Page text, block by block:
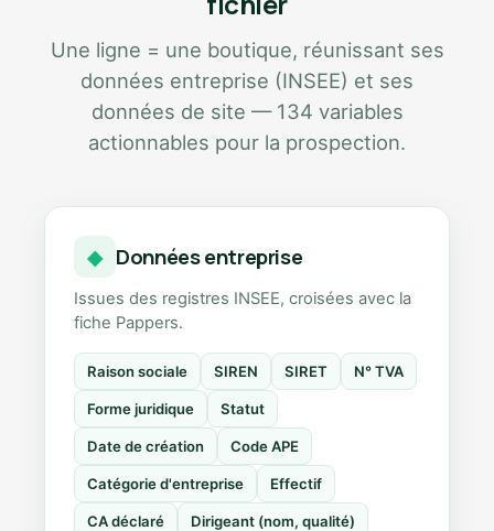
Une ligne = une boutique, réunissant ses
données entreprise (INSEE) et ses
données de site — 134 variables
actionnables pour la prospection.
◆ Données entreprise
Issues des registres INSEE, croisées avec la
fiche Pappers.
Raison sociale SIREN SIRET N° TVA
Forme juridique Statut
Date de création Code APE
Catégorie d'entreprise Effectif
CA déclaré Dirigeant (nom, qualité)